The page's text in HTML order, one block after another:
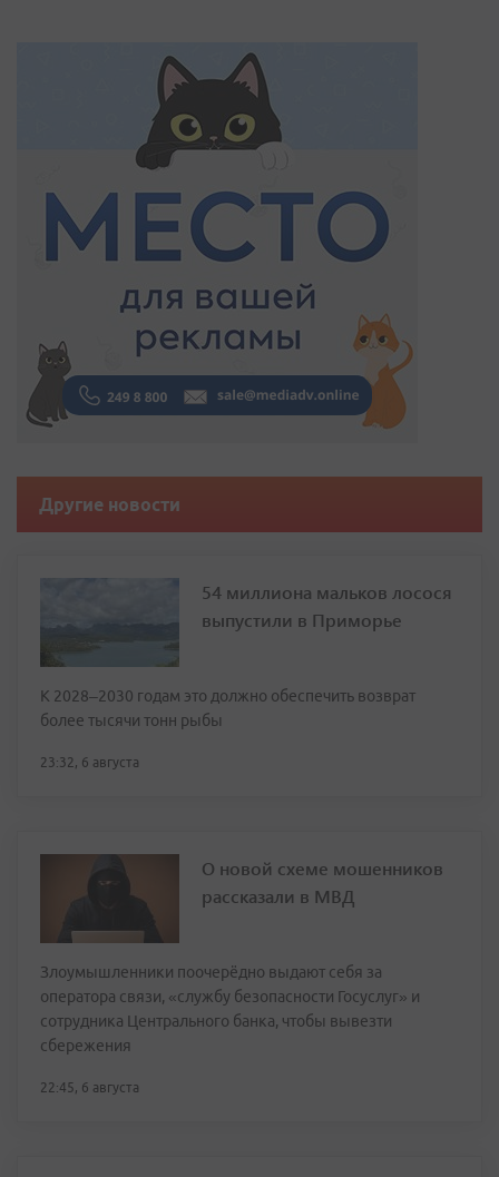
Другие новости
54 миллиона мальков лосося
выпустили в Приморье
К 2028–2030 годам это должно обеспечить возврат
более тысячи тонн рыбы
23:32, 6 августа
О новой схеме мошенников
рассказали в МВД
Злоумышленники поочерёдно выдают себя за
оператора связи, «службу безопасности Госуслуг» и
сотрудника Центрального банка, чтобы вывезти
сбережения
22:45, 6 августа